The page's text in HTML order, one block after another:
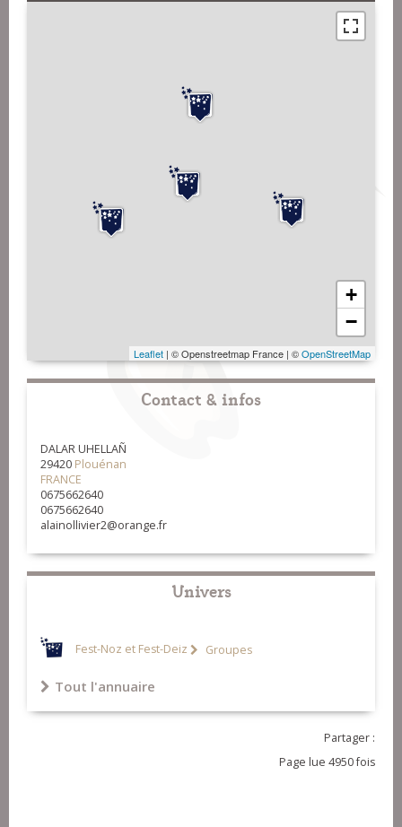
+
−
Leaflet | © Openstreetmap France | ©OpenStreetMap
Contact & infos
DALAR UHELLAÑ
29420 Plouénan
FRANCE
0675662640
0675662640
alainollivier2@orange.fr
Univers
Fest-Noz et Fest-Deiz Groupes
Tout l'annuaire
Partager :
Page lue 4950 fois